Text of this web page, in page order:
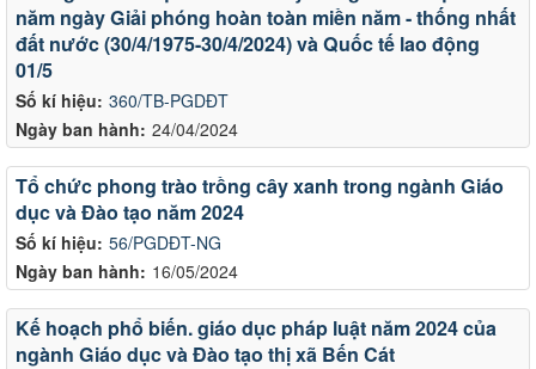
Số kí hiệu: 360/TB-PGDĐT
Ngày ban hành: 24/04/2024
năm ngày Giải phóng hoàn toàn miền năm - thống nhất
đất nước (30/4/1975-30/4/2024) và Quốc tế lao động
01/5
Số kí hiệu: 56/PGDĐT-NG
Ngày ban hành: 16/05/2024
Tổ chức phong trào trồng cây xanh trong ngành Giáo
dục và Đào tạo năm 2024
Kế hoạch phổ biến. giáo dục pháp luật năm 2024 của
ngành Giáo dục và Đào tạo thị xã Bến Cát